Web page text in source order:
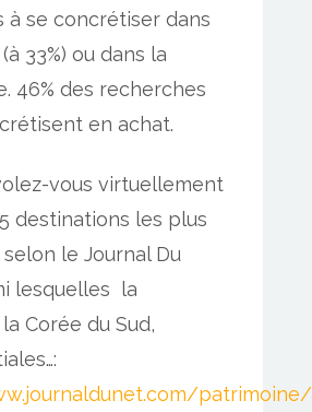
à se concrétiser dans
(à 33%) ou dans la
46% des recherches
en achat.
vous virtuellement
destinations les plus
le Journal Du
lesquelles la
Corée du Sud,